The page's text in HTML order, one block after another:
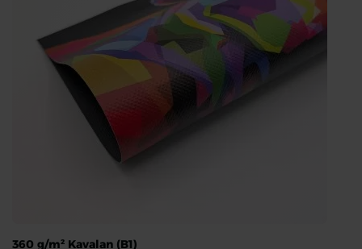
360 g/m² Kavalan (B1)